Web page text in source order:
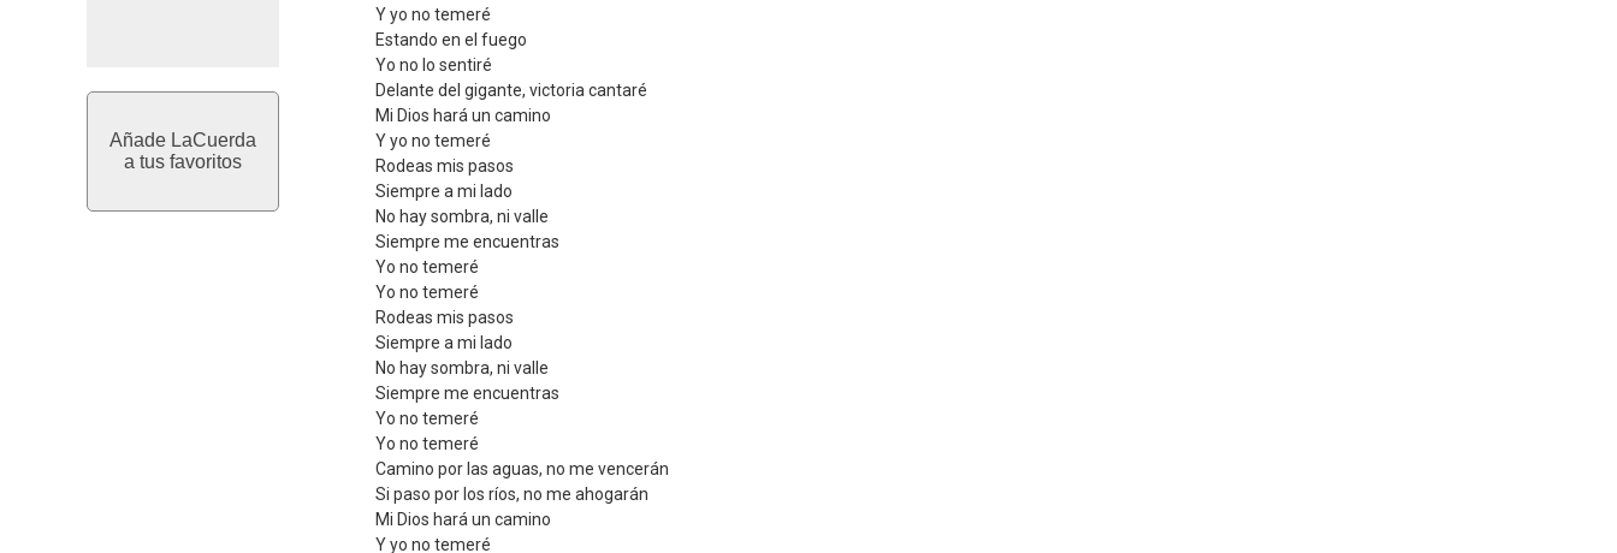
Añade LaCuerda
a tus favoritos
Y yo no temeré
Estando en el fuego
Yo no lo sentiré
Delante del gigante, victoria cantaré
Mi Dios hará un camino
Y yo no temeré
Rodeas mis pasos
Siempre a mi lado
No hay sombra, ni valle
Siempre me encuentras
Yo no temeré
Yo no temeré
Rodeas mis pasos
Siempre a mi lado
No hay sombra, ni valle
Siempre me encuentras
Yo no temeré
Yo no temeré
Camino por las aguas, no me vencerán
Si paso por los ríos, no me ahogarán
Mi Dios hará un camino
Y yo no temeré